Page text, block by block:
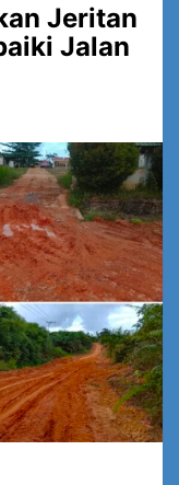
Jeritan
Jalan